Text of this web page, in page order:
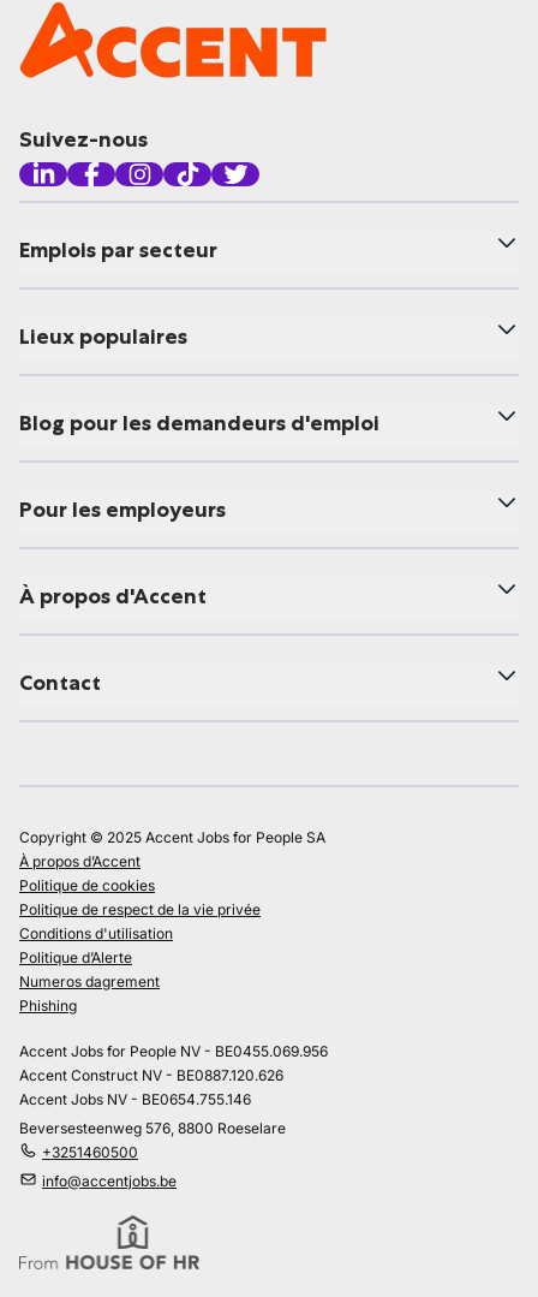
Suivez-nous
Emplois par secteur
Lieux populaires
Blog pour les demandeurs d'emploi
Pour les employeurs
À propos d'Accent
Contact
Copyright © 2025 Accent Jobs for People SA
À propos d’Accent
Politique de cookies
Politique de respect de la vie privée
Conditions d'utilisation
Politique d’Alerte
Numeros dagrement
Phishing
Accent Jobs for People NV - BE0455.069.956
Accent Construct NV - BE0887.120.626
Accent Jobs NV - BE0654.755.146
Beversesteenweg 576, 8800 Roeselare
+3251460500
info@accentjobs.be